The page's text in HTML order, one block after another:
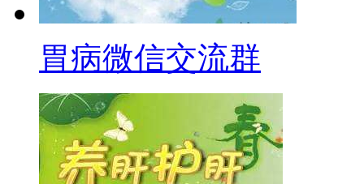
胃病微信交流群